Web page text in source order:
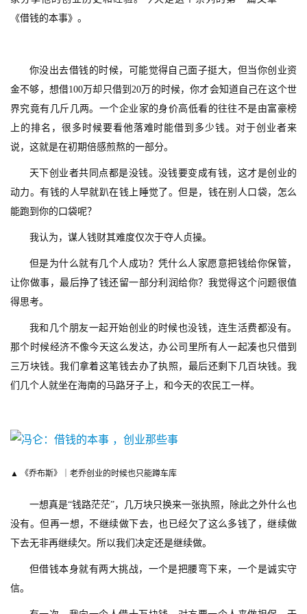
页
游
创
业
《借钱的本事》。
你没出去借钱的时候，可能觉得自己面子挺大，但当你创业资
金不够，想借100万却只借到20万的时候，你才会知道自己在这个世
界究竟有几斤几两。一个企业家的身价高低看的往往不是由富豪榜
上的排名，很多时候要看他落难时能借到多少钱。对于创业者来
说，这就是在初期倍感煎熬的一部分。
天下创业者共同点都是没钱。没钱要变成有钱，这才是创业的
动力。有钱的人早就趴在钱上睡觉了。但是，钱在别人口袋，怎么
能跑到你的口袋呢？
我认为，谋人钱财其难度仅次于夺人贞操。
但是为什么就有几个人成功？凭什么人家愿意把钱给你保管，
让你做事，最后挣了钱还留一部分利润给你？我觉得这个问题很值
得思考。
我和几个朋友一起开始创业的时候也没钱，连生活费都没有。
那个时候经济不像今天这么发达，办公司里所有人一起凑也只借到
三万块钱。我们拿着这笔钱去办了执照，最后还剩下几百块钱。我
们几个人就坐在海南的马路牙子上，和今天的农民工一样。
▲ 《乔布斯》｜老乔创业的时候也只能蹲车库
一想真是“钱路茫茫”，几万块只换来一张执照，除此之外什么也
没有。但再一想，不继续做下去，也已经欠了这么多钱了，继续做
下去无非再继续欠。所以我们决定还是继续做。
但借钱本身就有两大挑战，一个是把腰弯下来，一个是诚实守
信。